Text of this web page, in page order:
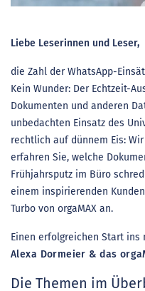
Liebe Leserinnen und Leser,
die Zahl der WhatsApp-
Kein Wunder: Der Echtzeit-
Dokumenten und anderen
unbedachten Einsatz des
rechtlich auf dünnem Eis:
erfahren Sie, welche
Frühjahrsputz im Büro
einem inspirierenden
Turbo von orgaMAX an.
Einen erfolgreichen Start ins
Alexa Dormeier & das
Die Themen im